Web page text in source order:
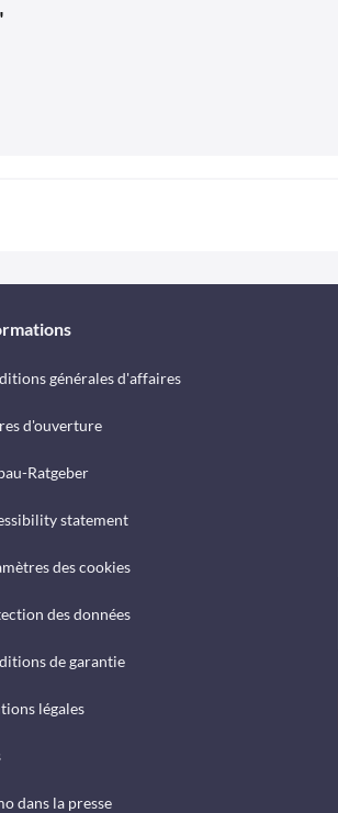
générales d'affaires
d'ouverture
Ratgeber
statement
des cookies
des données
de garantie
légales
dans la presse